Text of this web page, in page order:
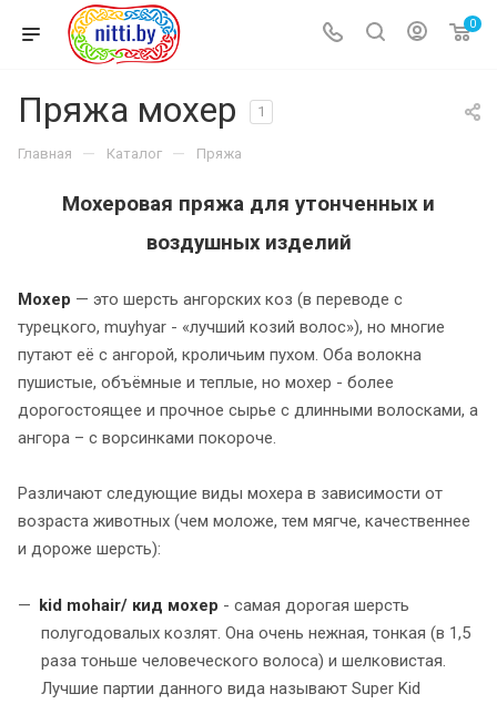
0
Пряжа мохер 1
Главная — Каталог — Пряжа
Мохеровая пряжа для утонченных и
воздушных изделий
Мохер — это шерсть ангорских коз (в переводе с
турецкого, muyhyar - «лучший козий волос»), но многие
путают её с ангорой, кроличьим пухом. Оба волокна
пушистые, объёмные и теплые, но мохер - более
дорогостоящее и прочное сырье с длинными волосками, а
ангора – с ворсинками покороче.
Различают следующие виды мохера в зависимости от
возраста животных (чем моложе, тем мягче, качественнее
и дороже шерсть):
kid mohair/ кид мохер - самая дорогая шерсть
полугодовалых козлят. Она очень нежная, тонкая (в 1,5
раза тоньше человеческого волоса) и шелковистая.
Лучшие партии данного вида называют Super Kid